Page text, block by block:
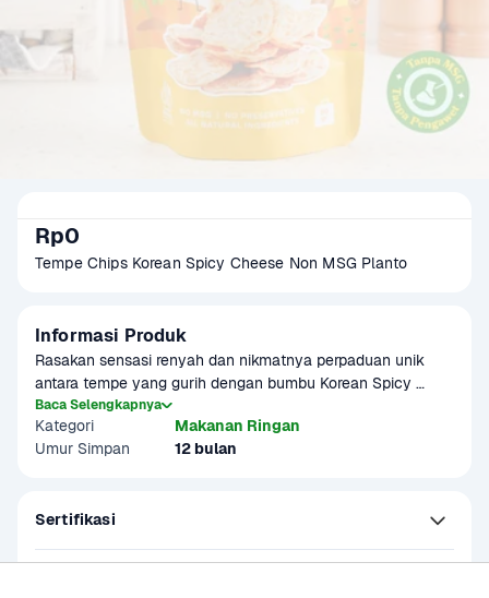
Rp0
Tempe Chips Korean Spicy Cheese Non MSG Planto
Informasi Produk
Rasakan sensasi renyah dan nikmatnya perpaduan unik
antara tempe yang gurih dengan bumbu Korean Spicy
Cheese yang pedas dan creamy! Camilan sehat ini dibuat
tanpa MSG, tanpa pengawet, dan menggunakan bahan
berkualitas tinggi.
Baca Selengkapnya
Kategori
Makanan Ringan
Umur Simpan
12 bulan
Sertifikasi